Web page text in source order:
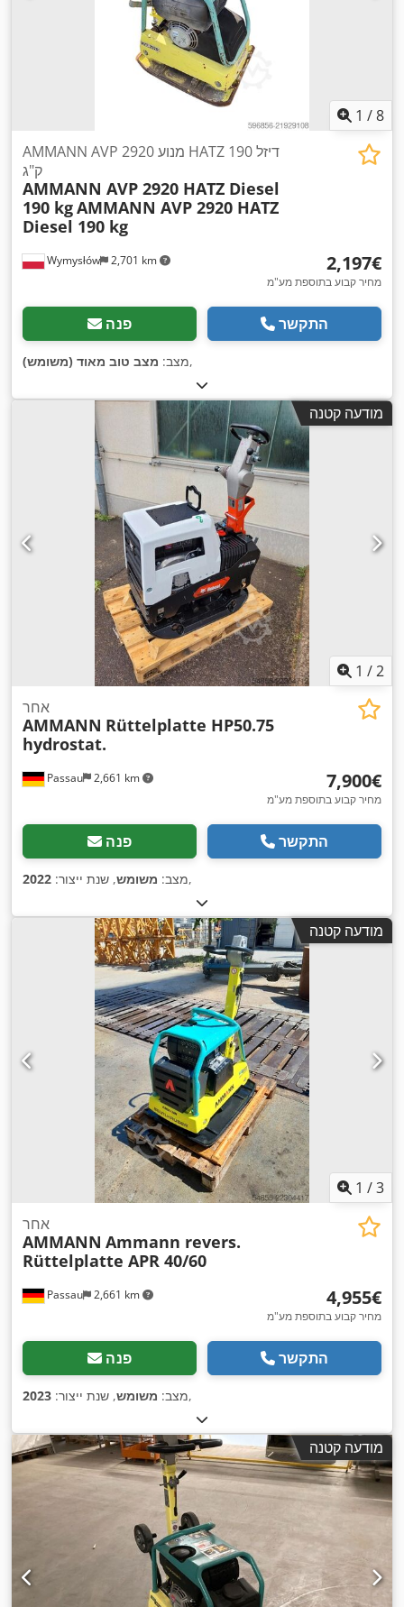
1 /8
Wymysłów 2,701 km
AMMANN AVP 2920 מנוע HATZ דיזל 190
ק"ג
AMMANN AVP 2920 HATZ Diesel
190 kgAMMANN AVP 2920 HATZ
Diesel 190 kg
‏2,197 ‏€
מחיר קבוע בתוספת מע"מ
פנה התקשר
מצב: מצב טוב מאוד (משומש) ,
מודעה קטנה
1 /2
Passau 2,661 km
אחר
AMMANN Rüttelplatte HP50.75
hydrostat.
‏7,900 ‏€
מחיר קבוע בתוספת מע"מ
פנה התקשר
מצב: משומש, שנת ייצור: 2022 ,
מודעה קטנה
1 /3
Passau 2,661 km
אחר
AMMANN Ammann revers.
Rüttelplatte APR 40/60
‏4,955 ‏€
מחיר קבוע בתוספת מע"מ
פנה התקשר
מצב: משומש, שנת ייצור: 2023 ,
מודעה קטנה